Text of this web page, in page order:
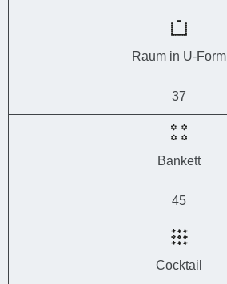
Raum in U-Form
37
Bankett
45
Cocktail